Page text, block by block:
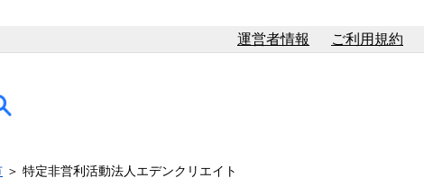
運営者情報
ご利用規約
＞ 特定非営利活動法人エデンクリエイト